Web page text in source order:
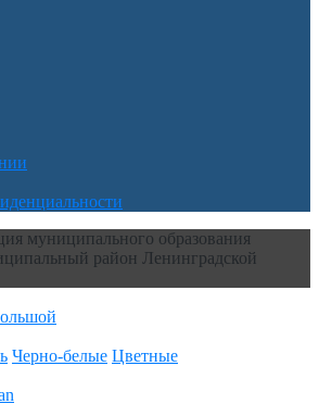
муниципального образования
район Ленинградской
Черно-белые Цветные